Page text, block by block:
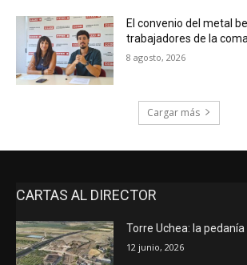
El convenio del metal
trabajadores de la
8 agosto, 2026
Cargar más
CARTAS AL DIRECTOR
Torre Uchea: la
12 junio, 2026